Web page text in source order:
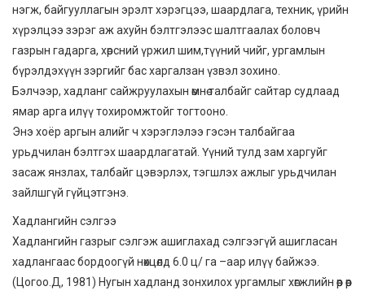
нэгж, байгууллагын эрэлт хэрэгцээ, шаардлага, техник, үрийн
хүрэлцээ зэрэг аж ахуйн бэлтгэлээс шалтгаалах боловч
газрын гадарга, хөрсний үржил шим,түүний чийг, ургамлын
бүрэлдэхүүн зэргийг бас харгалзан үзвэл зохино.
Бэлчээр, хадланг сайжруулахын өмнө талбайг сайтар судлаад
ямар арга илүү тохиромжтойг тогтооно.
Энэ хоёр аргын алийг ч хэрэглэлээ гэсэн талбайгаа
урьдчилан бэлтгэх шаардлагатай. Үүний тулд зам харгуйг
засаж янзлах, талбайг цэвэрлэх, тэгшлэх ажлыг урьдчилан
зайлшгүй гүйцэтгэнэ.
Хадлангийн сэлгээ
Хадлангийн газрыг сэлгэж ашиглахад сэлгээгүй ашигласан
хадлангаас бордоогүй нөхцөлд 6.0 ц/ га –аар илүү байжээ.
(Цогоо.Д, 1981) Нугын хадланд зонхилох ургамлыг хөгжлийн өөр өөр